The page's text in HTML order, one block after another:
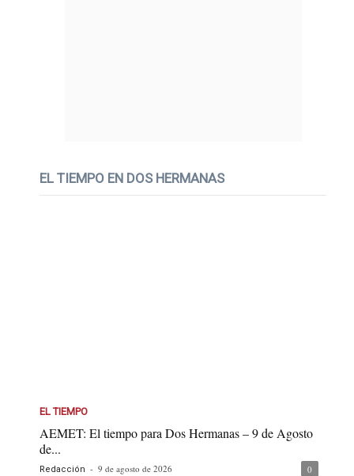
EL TIEMPO EN DOS HERMANAS
EL TIEMPO
AEMET: El tiempo para Dos Hermanas – 9 de Agosto
de...
Redacción - 9 de agosto de 2026 0